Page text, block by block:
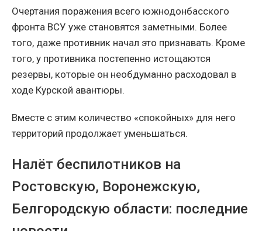
Очертания поражения всего южнодонбасского
фронта ВСУ уже становятся заметными. Более
того, даже противник начал это признавать. Кроме
того, у противника постепенно истощаются
резервы, которые он необдуманно расходовал в
ходе Курской авантюры.
Вместе с этим количество «спокойных» для него
территорий продолжает уменьшаться.
Налёт беспилотников на
Ростовскую, Воронежскую,
Белгородскую области: последние